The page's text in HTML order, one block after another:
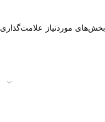
بخش‌های موردنیاز علامت‌گذاری